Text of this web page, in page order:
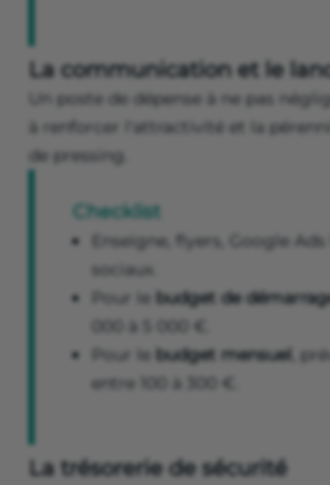
La communication et le
Un poste de dépense à ne pas
à renforcer l'attractivité et la
de pressing.
Checklist
Enseigne, flyers, Google
sociaux.
Pour le budget de
000 à 5 000 €.
Pour le budget mensuel ,
entre 100 à 300 €.
La trésorerie de sécurité